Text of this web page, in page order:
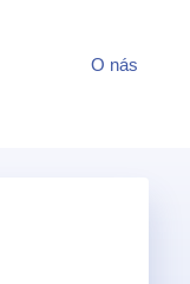
O nás